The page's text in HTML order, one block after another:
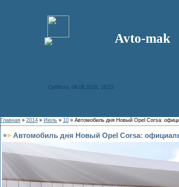
Avto-mak
Суббота, 08.08.2026, 18:23
Главная » 2014 » Июль » 10 » Автомобиль дня Новый Opel Corsa:
Автомобиль дня Новый Opel Corsa: